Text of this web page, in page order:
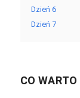
Dzień 6
Dzień 7
CO